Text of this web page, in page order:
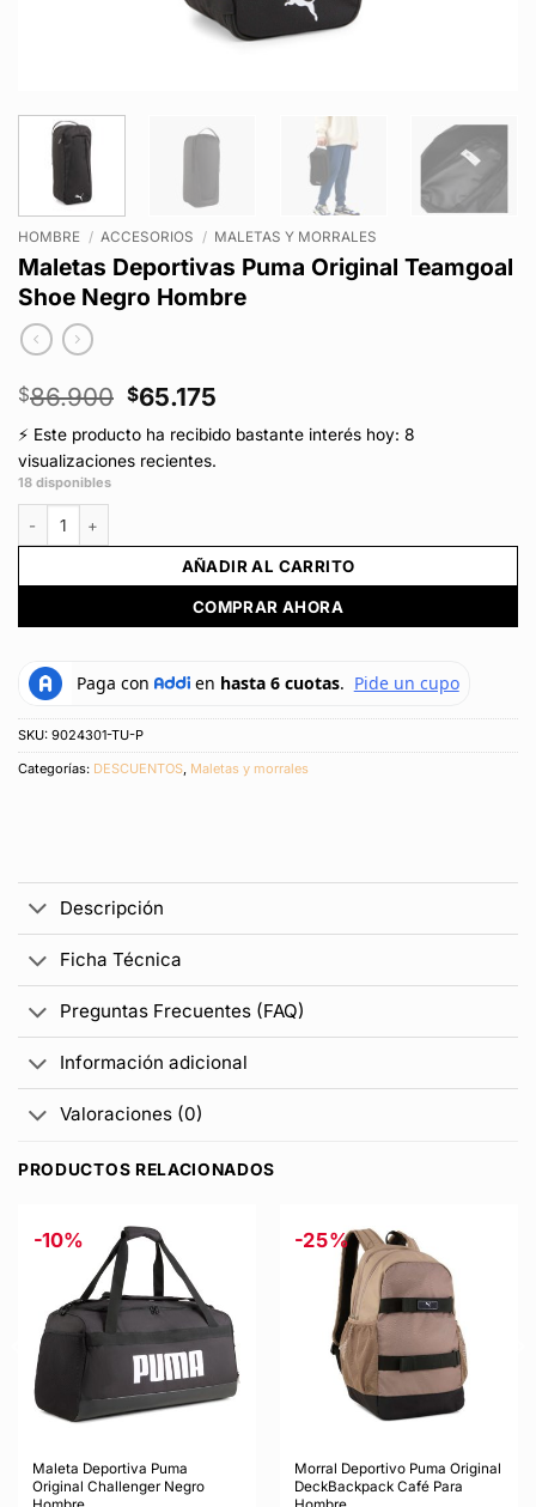
HOMBRE / ACCESORIOS / MALETAS Y MORRALES
Maletas Deportivas Puma Original Teamgoal
Shoe Negro Hombre
$86.900 El
precio
original
era:
$65.175
actual
⚡ Este producto ha recibido bastante interés hoy: 8
visualizaciones recientes.
18 disponibles
AÑADIR AL CARRITO
COMPRAR AHORA
SKU: 9024301-TU-P
Categorías: DESCUENTOS Maletas y morrales
Descripción
Ficha Técnica
Preguntas Frecuentes (FAQ)
Información adicional
Valoraciones (0)
PRODUCTOS RELACIONADOS
-10%
Maleta Deportiva Puma
Original Challenger Negro
-25%
Morral Deportivo Puma Original
DeckBackpack Café Para